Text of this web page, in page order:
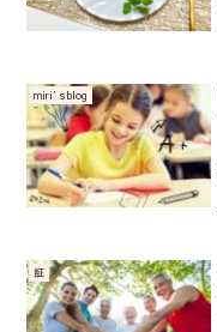
miri′sblog
証